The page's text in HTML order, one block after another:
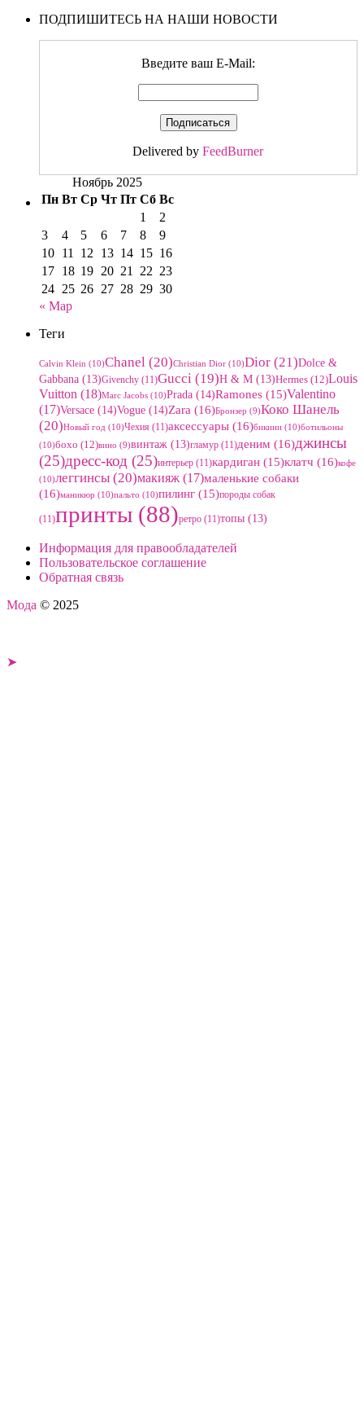
ПОДПИШИТЕСЬ НА НАШИ НОВОСТИ
Введите ваш E-Mail:
Delivered byFeedBurner
Ноябрь 2025
Пн Вт Ср Чт Пт Сб Вс
1
2
3
4 5 6 7 8
9
10 11 12 13 14 15 16
17 18 19 20 21 22 23
24 25 26 27 28 29 30
« Мар
Теги
Calvin Klein (10)Chanel (20)Christian Dior (10)Dior (21)Dolce &
Gabbana (13)Givenchy (11)Gucci (19)H & M (13)Hermes (12)Louis
Vuitton (18)Marc Jacobs (10)Prada (14)Ramones (15)Valentino
(17)Versace (14)Vogue (14)Zara (16)Бронзер (9)Коко Шанель
(20)Новый год (10)Чехия (11)аксессуары (16)бикини (10)ботильоны
(10)бохо (12)вино (9)винтаж (13)гламур (11)деним (16)джинсы
(25)дресс-код (25)интерьер (11)кардиган (15)клатч (16)кофе
(10)леггинсы (20)макияж (17)маленькие собаки
(16)маникюр (10)пальто (10)пилинг (15)породы собак
(11)принты (88)ретро (11)топы (13)
Информация для правообладателей
Пользовательское соглашение
Обратная связь
Мода © 2025
➤